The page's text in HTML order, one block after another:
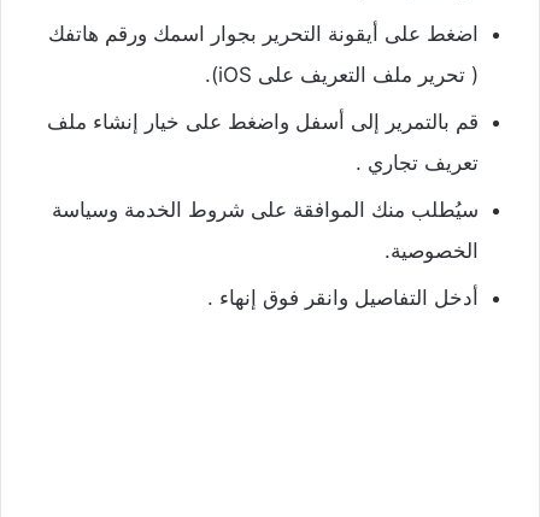
اضغط على أيقونة التحرير بجوار اسمك ورقم هاتفك
( تحرير ملف التعريف على iOS).
قم بالتمرير إلى أسفل واضغط على خيار إنشاء ملف
تعريف تجاري .
سيُطلب منك الموافقة على شروط الخدمة وسياسة
الخصوصية.
أدخل التفاصيل وانقر فوق إنهاء .